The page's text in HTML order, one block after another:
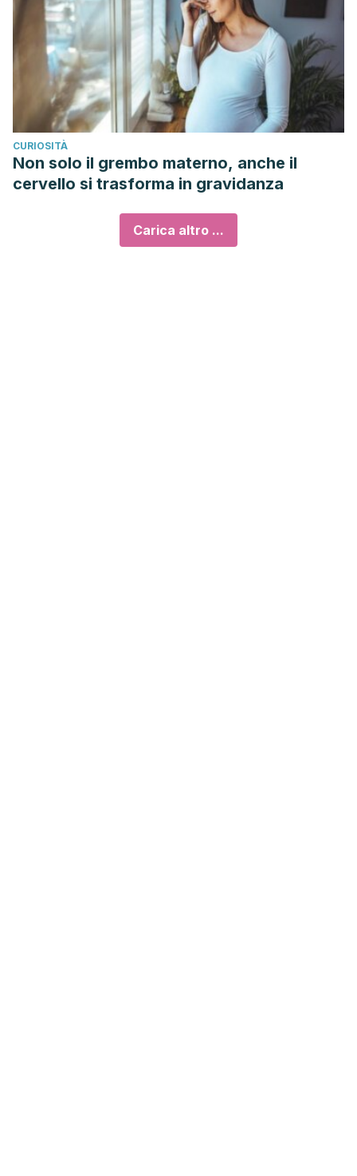
CURIOSITÀ
Non solo il grembo materno, anche il
cervello si trasforma in gravidanza
Carica altro ...